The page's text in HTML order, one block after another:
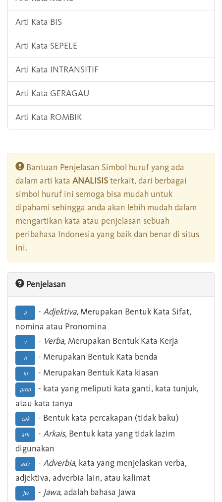
Arti Kata BIS
Arti Kata SEPELE
Arti Kata INTRANSITIF
Arti Kata GERAGAU
Arti Kata ROMBIK
Bantuan Penjelasan Simbol huruf yang ada
dalam arti kata ANALISISterkait, dari berbagai
simbol huruf ini semoga bisa mudah untuk
dipahami sehingga anda akan lebih mudah dalam
mengartikan kata atau penjelasan sebuah
peribahasa Indonesia yang baik dan benar di situs
ini.
Penjelasan
a - Adjektiva, Merupakan Bentuk Kata Sifat,
nomina atau Pronomina
v - Verba, Merupakan Bentuk Kata Kerja
n - Merupakan Bentuk Kata benda
ki - Merupakan Bentuk Kata kiasan
pron
- kata yang meliputi kata ganti, kata tunjuk,
atau kata tanya
cak - Bentuk kata percakapan (tidak baku)
ark - Arkais, Bentuk kata yang tidak lazim
digunakan
adv - Adverbia, kata yang menjelaskan verba,
adjektiva, adverbia lain, atau kalimat
Jw - Jawa, adalah bahasa Jawa